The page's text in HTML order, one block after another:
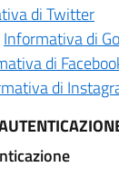
di Twitter
Informativa di
di
di